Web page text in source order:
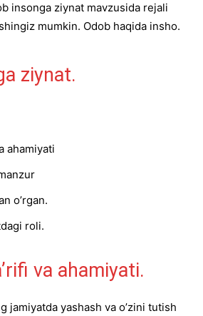
insonga ziynat mavzusida rejali
mumkin. Odob haqida insho.
ziynat.
ahamiyati
o’rgan.
roli.
va ahamiyati.
jamiyatda yashash va o’zini tutish